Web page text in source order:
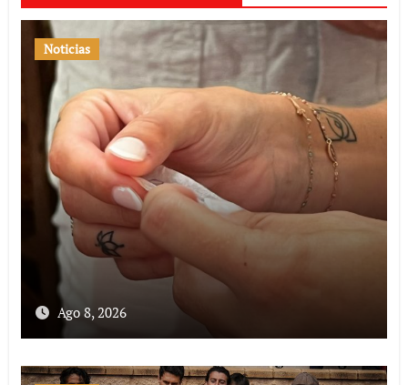
Noticias
Ago 8, 2026